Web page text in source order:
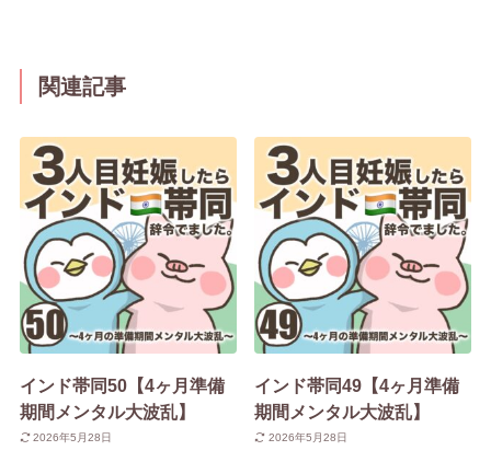
関連記事
インド帯同50【4ヶ月準備
期間メンタル大波乱】
2026年5月28日
インド帯同49【4ヶ月準備
期間メンタル大波乱】
2026年5月28日